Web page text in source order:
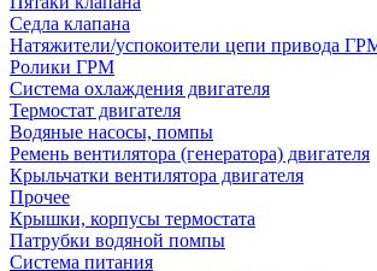
Седла клапана
Натяжители/успокоители цепи привода
Ролики ГРМ
Система охлаждения двигателя
Термостат двигателя
Водяные насосы, помпы
Ремень вентилятора (генератора) двигателя
Крыльчатки вентилятора двигателя
Прочее
Крышки, корпусы термостата
Патрубки водяной помпы
Система питания